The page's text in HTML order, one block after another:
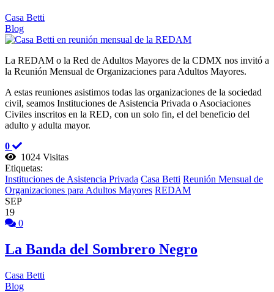
Casa Betti
Blog
La REDAM o la Red de Adultos Mayores de la CDMX nos invitó a
la Reunión Mensual de Organizaciones para Adultos Mayores.
A estas reuniones asistimos todas las organizaciones de la sociedad
civil, seamos Instituciones de Asistencia Privada o Asociaciones
Civiles inscritos en la RED, con un solo fin, el del beneficio del
adulto y adulta mayor.
0
1024 Visitas
Etiquetas:
Instituciones de Asistencia Privada Casa Betti Reunión Mensual de
Organizaciones para Adultos Mayores REDAM
SEP
19
0
La Banda del Sombrero Negro
Casa Betti
Blog